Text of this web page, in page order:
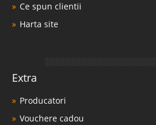
Ce spun clientii
Harta site
Extra
Producatori
Vouchere cadou